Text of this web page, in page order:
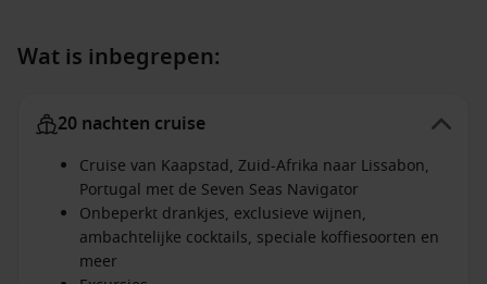
Wat is inbegrepen:
20 nachten cruise
Cruise van Kaapstad, Zuid-Afrika naar Lissabon,
Portugal met de Seven Seas Navigator
Onbeperkt drankjes, exclusieve wijnen,
ambachtelijke cocktails, speciale koffiesoorten en
meer